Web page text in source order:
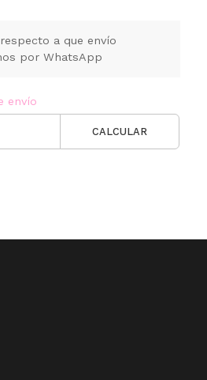
a que envío
por WhatsApp
envío
CALCULAR